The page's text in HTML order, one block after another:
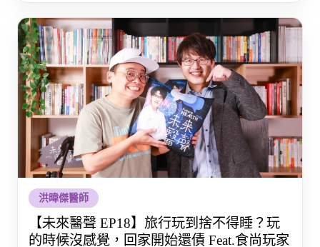
洪暐傑醫師
【未來醫聲 EP18】旅行玩到捨不得睡？玩
的時候沒感覺，回家開始還債 Feat.食尚玩家